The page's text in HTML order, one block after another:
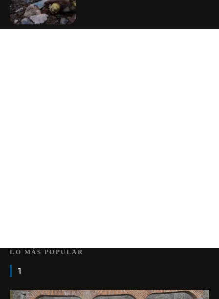
LO MÁS POPULAR
1